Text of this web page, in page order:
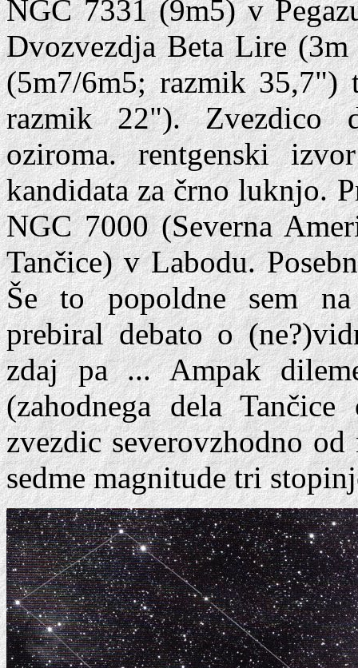
NGC 7331 (9m5) v
Dvozvezdja Beta Lire
(5m7/6m5; razmik 35,7")
razmik 22"). Zvezdico
oziroma. rentgenski
kandidata za črno luknjo.
NGC 7000 (Severna
Tančice) v Labodu.
Še to popoldne sem na
prebiral debato o
zdaj pa ... Ampak
(zahodnega dela
zvezdic severovzhodno
sedme magnitude tri